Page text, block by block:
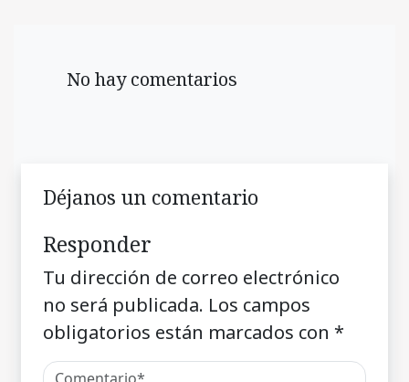
No hay comentarios
Déjanos un comentario
Responder
Tu dirección de correo electrónico
no será publicada. Los campos
obligatorios están marcados con *